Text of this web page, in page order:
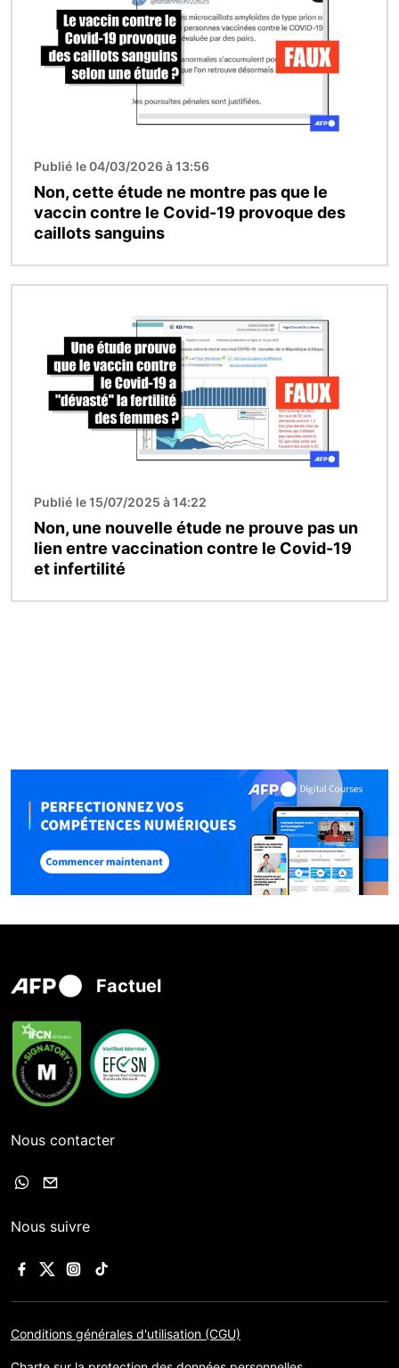
Publié le 04/03/2026 à 13:56
Non, cette étude ne montre pas que le
vaccin contre le Covid-19 provoque des
caillots sanguins
Publié le 15/07/2025 à 14:22
Non, une nouvelle étude ne prouve pas un
lien entre vaccination contre le Covid-19
et infertilité
Factuel
Nous contacter
Nous suivre
Conditions générales d'utilisation (CGU)